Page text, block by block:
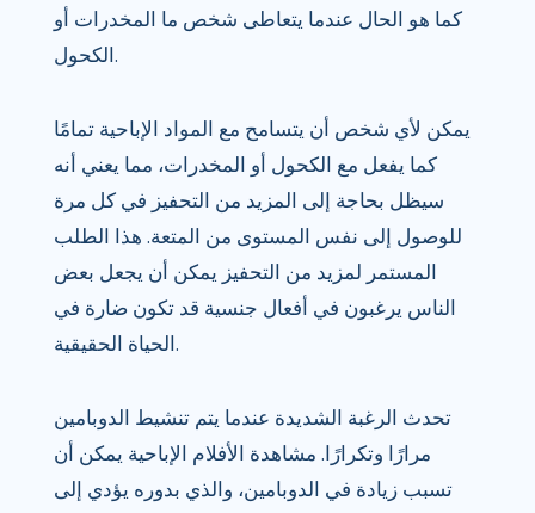
كما هو الحال عندما يتعاطى شخص ما المخدرات أو
الكحول.
يمكن لأي شخص أن يتسامح مع المواد الإباحية تمامًا
كما يفعل مع الكحول أو المخدرات، مما يعني أنه
سيظل بحاجة إلى المزيد من التحفيز في كل مرة
للوصول إلى نفس المستوى من المتعة. هذا الطلب
المستمر لمزيد من التحفيز يمكن أن يجعل بعض
الناس يرغبون في أفعال جنسية قد تكون ضارة في
الحياة الحقيقية.
تحدث الرغبة الشديدة عندما يتم تنشيط الدوبامين
مرارًا وتكرارًا. مشاهدة الأفلام الإباحية يمكن أن
تسبب زيادة في الدوبامين، والذي بدوره يؤدي إلى